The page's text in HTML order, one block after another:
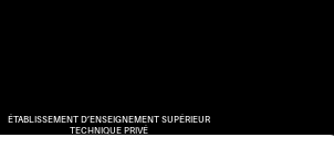
ÉTABLISSEMENT D’ENSEIGNEMENT SUPÉRIEUR
TECHNIQUE PRIVÉ